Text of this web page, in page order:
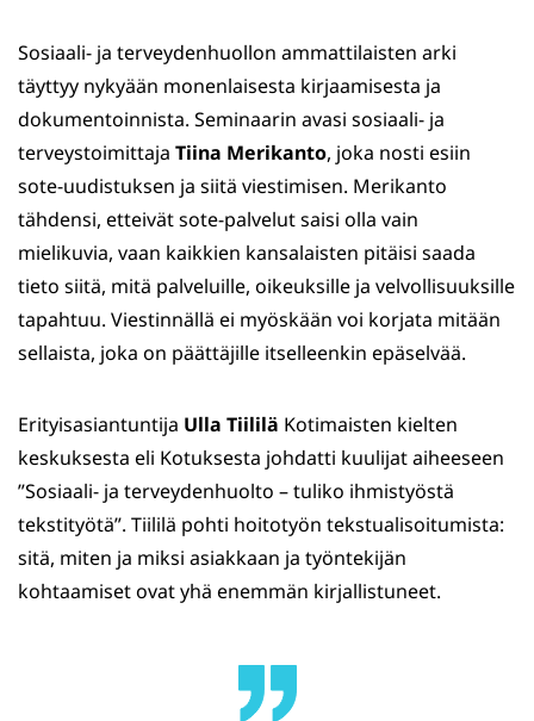
Sosiaali- ja terveydenhuollon ammattilaisten arki
täyttyy nykyään monenlaisesta kirjaamisesta ja
dokumentoinnista. Seminaarin avasi sosiaali- ja
terveystoimittaja Tiina Merikanto, joka nosti esiin
sote-uudistuksen ja siitä viestimisen. Merikanto
tähdensi, etteivät sote-palvelut saisi olla vain
mielikuvia, vaan kaikkien kansalaisten pitäisi saada
tieto siitä, mitä palveluille, oikeuksille ja velvollisuuksille
tapahtuu. Viestinnällä ei myöskään voi korjata mitään
sellaista, joka on päättäjille itselleenkin epäselvää.
Erityisasiantuntija Ulla Tiililä Kotimaisten kielten
keskuksesta eli Kotuksesta johdatti kuulijat aiheeseen
”Sosiaali- ja terveydenhuolto – tuliko ihmistyöstä
tekstityötä”. Tiililä pohti hoitotyön tekstualisoitumista:
sitä, miten ja miksi asiakkaan ja työntekijän
kohtaamiset ovat yhä enemmän kirjallistuneet.